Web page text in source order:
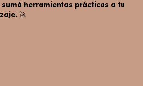
sumá herramientas prácticas a tu
🚀